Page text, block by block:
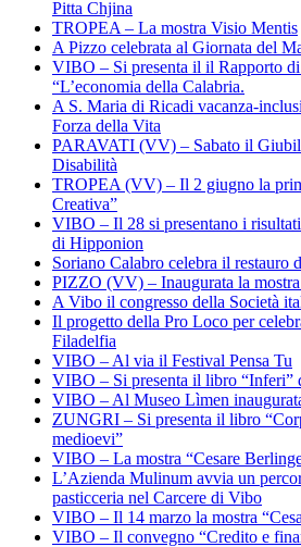
Pitta Chjina
TROPEA – La mostra Visio Mentis
A Pizzo celebrata al Giornata del
VIBO – Si presenta il il Rapporto di
“L’economia della Calabria.
A S. Maria di Ricadi vacanza-
Forza della Vita
PARAVATI (VV) – Sabato il
Disabilità
TROPEA (VV) – Il 2 giugno la
Creativa”
VIBO – Il 28 si presentano i
di Hipponion
Soriano Calabro celebra il restauro
PIZZO (VV) – Inaugurata la mostra
A Vibo il congresso della Società
Il progetto della Pro Loco per
Filadelfia
VIBO – Al via il Festival Pensa Tu
VIBO – Si presenta il libro “Inferi”
VIBO – Al Museo Lìmen
ZUNGRI – Si presenta il libro
medioevi”
VIBO – La mostra “Cesare
L’Azienda Mulinum avvia un
pasticceria nel Carcere di Vibo
VIBO – Il 14 marzo la mostra
VIBO – Il convegno “Credito e